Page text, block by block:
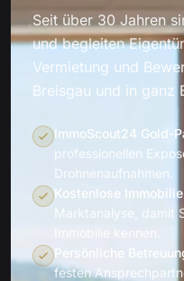
Seit über 30 Jahren
und begleiten
Vermietung und
Breisgau und in ganz
ImmoScout24 Gold-
professionellen
Drohnenaufnahmen.
Kostenlose
Marktanalyse, damit
Immobilie kennen.
Persönliche
festen